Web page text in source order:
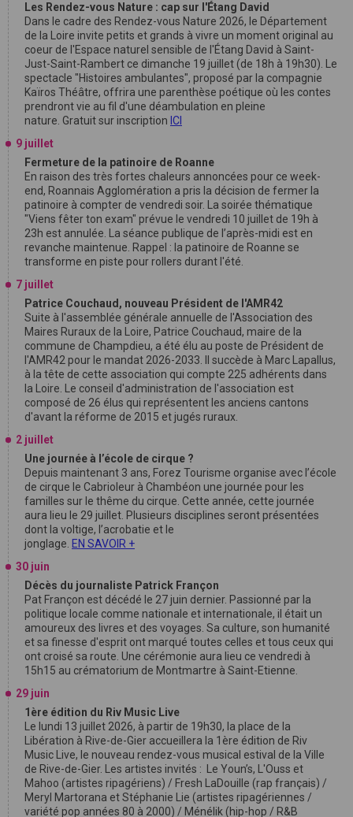
Les Rendez-vous Nature : cap sur l'Étang David
Dans le cadre des Rendez-vous Nature 2026, le Département
de la Loire invite petits et grands à vivre un moment original au
coeur de l'Espace naturel sensible de l'Étang David à Saint-
Just-Saint-Rambert ce dimanche 19 juillet (de 18h à 19h30). Le
spectacle "Histoires ambulantes", proposé par la compagnie
Kaïros Théâtre, offrira une parenthèse poétique où les contes
prendront vie au fil d'une déambulation en pleine
nature. Gratuit sur inscription ICI
9 juillet
Fermeture de la patinoire de Roanne
En raison des très fortes chaleurs annoncées pour ce week-
end, Roannais Agglomération a pris la décision de fermer la
patinoire à compter de vendredi soir. La soirée thématique
"Viens fêter ton exam" prévue le vendredi 10 juillet de 19h à
23h est annulée. La séance publique de l’après-midi est en
revanche maintenue. Rappel : la patinoire de Roanne se
transforme en piste pour rollers durant l'été.
7 juillet
Patrice Couchaud, nouveau Président de l'AMR42
Suite à l'assemblée générale annuelle de l'Association des
Maires Ruraux de la Loire, Patrice Couchaud, maire de la
commune de Champdieu, a été élu au poste de Président de
l'AMR42 pour le mandat 2026-2033. Il succède à Marc Lapallus,
à la tête de cette association qui compte 225 adhérents dans
la Loire. Le conseil d'administration de l'association est
composé de 26 élus qui représentent les anciens cantons
d'avant la réforme de 2015 et jugés ruraux.
2 juillet
Une journée à l’école de cirque ?
Depuis maintenant 3 ans, Forez Tourisme organise avec l’école
de cirque le Cabrioleur à Chambéon une journée pour les
familles sur le thême du cirque. Cette année, cette journée
aura lieu le 29 juillet. Plusieurs disciplines seront présentées
dont la voltige, l’acrobatie et le
jonglage. EN SAVOIR +
30 juin
Décès du journaliste Patrick Françon
Pat Françon est décédé le 27 juin dernier. Passionné par la
politique locale comme nationale et internationale, il était un
amoureux des livres et des voyages. Sa culture, son humanité
et sa finesse d'esprit ont marqué toutes celles et tous ceux qui
ont croisé sa route. Une cérémonie aura lieu ce vendredi à
15h15 au crématorium de Montmartre à Saint-Etienne.
29 juin
1ère édition du Riv Music Live
Le lundi 13 juillet 2026, à partir de 19h30, la place de la
Libération à Rive-de-Gier accueillera la 1ère édition de Riv
Music Live, le nouveau rendez-vous musical estival de la Ville
de Rive-de-Gier. Les artistes invités : Le Youn’s, L'Ouss et
Mahoo (artistes ripagériens) / Fresh LaDouille (rap français) /
Meryl Martorana et Stéphanie Lie (artistes ripagériennes /
variété pop années 80 à 2000) / Ménélik (hip-hop / R&B